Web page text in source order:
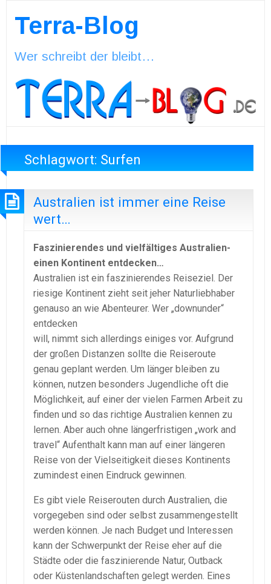
Terra-Blog
Wer schreibt der bleibt…
Schlagwort: Surfen
Australien ist immer eine Reise
wert…
Faszinierendes und vielfältiges Australien-
einen Kontinent entdecken…
Australien ist ein faszinierendes Reiseziel. Der
riesige Kontinent zieht seit jeher Naturliebhaber
genauso an wie Abenteurer. Wer „downunder“
entdecken
will, nimmt sich allerdings einiges vor. Aufgrund
der großen Distanzen sollte die Reiseroute
genau geplant werden. Um länger bleiben zu
können, nutzen besonders Jugendliche oft die
Möglichkeit, auf einer der vielen Farmen Arbeit zu
finden und so das richtige Australien kennen zu
lernen. Aber auch ohne längerfristigen „work and
travel“ Aufenthalt kann man auf einer längeren
Reise von der Vielseitigkeit dieses Kontinents
zumindest einen Eindruck gewinnen.
Es gibt viele Reiserouten durch Australien, die
vorgegeben sind oder selbst zusammengestellt
werden können. Je nach Budget und Interessen
kann der Schwerpunkt der Reise eher auf die
Städte oder die faszinierende Natur, Outback
oder Küstenlandschaften gelegt werden. Eines